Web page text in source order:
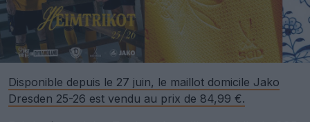
Disponible depuis le 27 juin, le maillot domicile Jako
Dresden 25-26 est vendu au prix de 84,99 €.